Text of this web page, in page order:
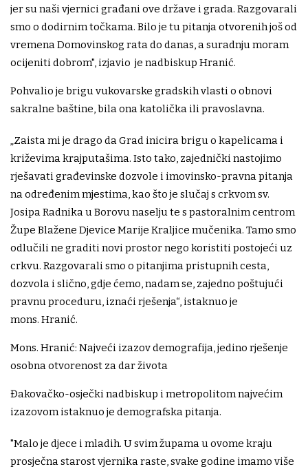
jer su naši vjernici građani ove države i grada. Razgovarali
smo o dodirnim točkama. Bilo je tu pitanja otvorenih još od
vremena Domovinskog rata do danas, a suradnju moram
ocijeniti dobrom", izjavio je nadbiskup Hranić.
Pohvalio je brigu vukovarske gradskih vlasti o obnovi
sakralne baštine, bila ona katolička ili pravoslavna.
„Zaista mi je drago da Grad inicira brigu o kapelicama i
križevima krajputašima. Isto tako, zajednički nastojimo
rješavati građevinske dozvole i imovinsko-pravna pitanja
na određenim mjestima, kao što je slučaj s crkvom sv.
Josipa Radnika u Borovu naselju te s pastoralnim centrom
Župe Blažene Djevice Marije Kraljice mučenika. Tamo smo
odlučili ne graditi novi prostor nego koristiti postojeći uz
crkvu. Razgovarali smo o pitanjima pristupnih cesta,
dozvola i slično, gdje ćemo, nadam se, zajedno poštujući
pravnu proceduru, iznaći rješenja“, istaknuo je
mons. Hranić.
Mons. Hranić: Najveći izazov demografija, jedino rješenje
osobna otvorenost za dar života
Đakovačko-osječki nadbiskup i metropolitom najvećim
izazovom istaknuo je demografska pitanja.
"Malo je djece i mladih. U svim župama u ovome kraju
prosječna starost vjernika raste, svake godine imamo više